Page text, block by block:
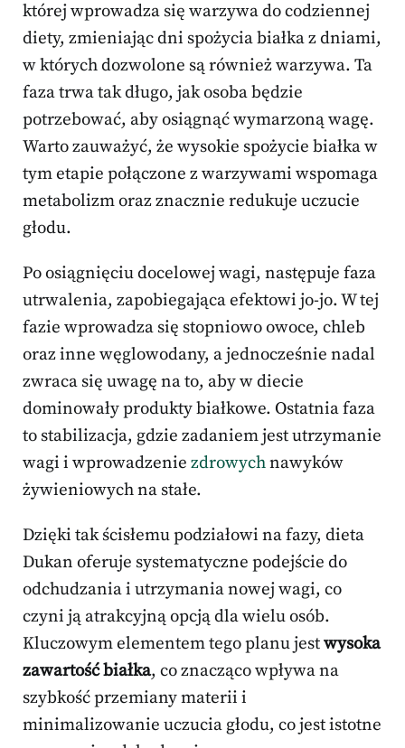
której wprowadza się warzywa do codziennej
diety, zmieniając dni spożycia białka z dniami,
w których dozwolone są również warzywa. Ta
faza trwa tak długo, jak osoba będzie
potrzebować, aby osiągnąć wymarzoną wagę.
Warto zauważyć, że wysokie spożycie białka w
tym etapie połączone z warzywami wspomaga
metabolizm oraz znacznie redukuje uczucie
głodu.
Po osiągnięciu docelowej wagi, następuje faza
utrwalenia, zapobiegająca efektowi jo-jo. W tej
fazie wprowadza się stopniowo owoce, chleb
oraz inne węglowodany, a jednocześnie nadal
zwraca się uwagę na to, aby w diecie
dominowały produkty białkowe. Ostatnia faza
to stabilizacja, gdzie zadaniem jest utrzymanie
wagi i wprowadzenie zdrowychnawyków
żywieniowych na stałe.
Dzięki tak ścisłemu podziałowi na fazy, dieta
Dukan oferuje systematyczne podejście do
odchudzania i utrzymania nowej wagi, co
czyni ją atrakcyjną opcją dla wielu osób.
Kluczowym elementem tego planu jestwysoka
zawartość białka, co znacząco wpływa na
szybkość przemiany materii i
minimalizowanie uczucia głodu, co jest istotne